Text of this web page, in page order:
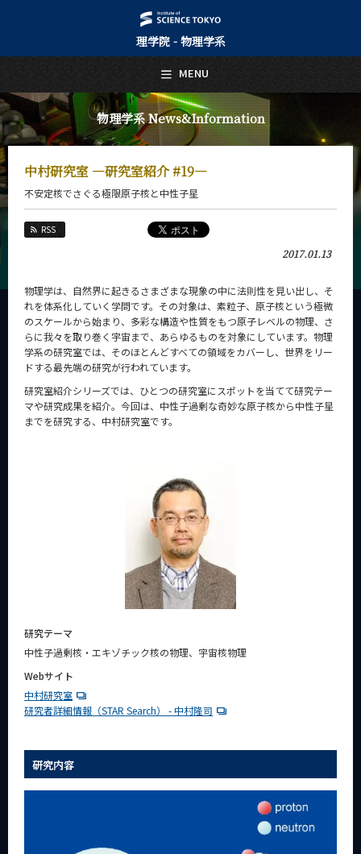
理学院 - 物理学系
物理学系 News&Information
中村研究室 ―研究室紹介 #19―
不安定核でさぐる極限原子核と中性子星
RSS
2017.01.13
物理学は、自然界に起きるさまざまな現象の中に法則性を見い出し、そ
れを体系化していく学問です。その対象は、素粒子、原子核という極微
のスケールから始まり、多彩な構造や性質をもつ原子レベルの物理、さ
らに我々を取り巻く宇宙まで、あらゆるものを対象にしています。物理
学系の研究室では、そのほとんどすべての領域をカバーし、世界をリー
ドする最先端の研究が行われています。
研究室紹介シリーズでは、ひとつの研究室にスポットを当てて研究テー
マや研究成果を紹介。今回は、中性子過剰な奇妙な原子核から中性子星
までを研究する、中村研究室です。
研究テーマ
中性子過剰核・エキゾチック核の物理、宇宙核物理
Webサイト
中村研究室
研究者詳細情報（STAR Search） - 中村隆司
研究内容
MENU
日本語 English
トップページ
Top Page
物理学系について
About Us
教育
Education
教員・研究室
Faculty and Laboratories
入学案内
Admissions
物理学系 News&Information
News
News 一覧
サイト構成
系詳細情報